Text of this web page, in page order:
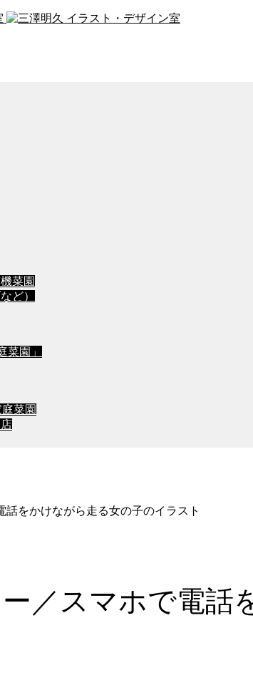
菜園
ど）
菜園」
菜園
をかけながら走る女の子のイラスト
／スマホで電話